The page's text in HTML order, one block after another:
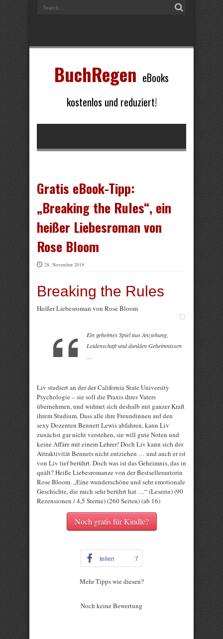
BuchRegen eBooks
kostenlos und reduziert!
Gratis eBook-Tipp:
„Breaking the Rules“, ein
heißer Liebesroman von
Rose Bloom
28. November 2019
Breaking the Rules
Heißer Liebesroman von Rose Bloom
Ein geheimes Spiel aus Anziehung,
Leidenschaft und dunklen Geheimnissen
…
Liv studiert an der der California State University
Psychologie – sie soll die Praxis ihres Vaters
übernehmen, und widmet sich deshalb mit ganzer Kraft
ihrem Studium. Dass alle ihre Freundinnen auf den
sexy Dozenten Bennett Lewis abfahren, kann Liv
zunächst gar nicht verstehen, sie will gute Noten und
keine Affäre mit einem Lehrer! Doch Liv kann sich der
Attraktivität Bennets nicht entziehen … und auch er ist
von Liv tief berührt. Doch was ist das Geheimnis, das in
quält? Heiße Liebesromanze von der Bestsellerautorin
Rose Bloom. „Eine wunderschöne und sehr emotionale
Geschichte, die mich sehr berührt hat …“ (Leserin) (90
Rezensionen / 4,5 Sterne) (260 Seiten) (ab 16)
Noch gratis für Kindle?
teilen 7
Mehr Tipps wie diesen?
Noch keine Bewertung